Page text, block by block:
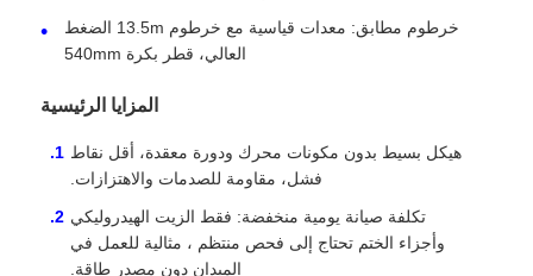
اتصل بنا
خرطوم مطابق: معدات قياسية مع خرطوم 13.5m الضغط
العالي، قطر بكرة 540mm
المزايا الرئيسية
هيكل بسيط بدون مكونات محرك ودورة معقدة، أقل نقاط
فشل، مقاومة للصدمات والاهتزازات.
تكلفة صيانة يومية منخفضة: فقط الزيت الهيدروليكي
وأجزاء الختم تحتاج إلى فحص منتظم ، مثالية للعمل في
الميدان دون مصدر طاقة.